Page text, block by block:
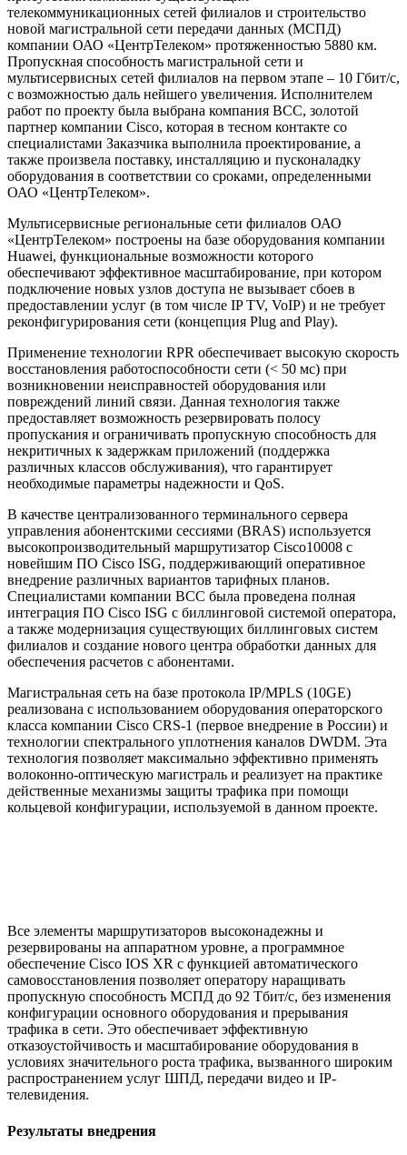
телекоммуникационных сетей филиалов и строительство
новой магистральной сети передачи данных (МСПД)
компании ОАО «ЦентрТелеком» протяженностью 5880 км.
Пропускная способность магистральной сети и
мультисервисных сетей филиалов на первом этапе – 10 Гбит/с,
с возможностью даль нейшего увеличения. Исполнителем
работ по проекту была выбрана компания BCC, золотой
партнер компании Cisco, которая в тесном контакте со
специалистами Заказчика выполнила проектирование, а
также произвела поставку, инсталляцию и пусконаладку
оборудования в соответствии со сроками, определенными
ОАО «ЦентрТелеком».
Мультисервисные региональные сети филиалов ОАО
«ЦентрТелеком» построены на базе оборудования компании
Huawei, функциональные возможности которого
обеспечивают эффективное масштабирование, при котором
подключение новых узлов доступа не вызывает сбоев в
предоставлении услуг (в том числе IP TV, VoIP) и не требует
реконфигурирования сети (концепция Plug and Play).
Применение технологии RPR обеспечивает высокую скорость
восстановления работоспособности сети (< 50 мс) при
возникновении неисправностей оборудования или
повреждений линий связи. Данная технология также
предоставляет возможность резервировать полосу
пропускания и ограничивать пропускную способность для
некритичных к задержкам приложений (поддержка
различных классов обслуживания), что гарантирует
необходимые параметры надежности и QoS.
В качестве централизованного терминального сервера
управления абонентскими сессиями (BRAS) используется
высокопроизводительный маршрутизатор Cisco10008 с
новейшим ПО Cisco ISG, поддерживающий оперативное
внедрение различных вариантов тарифных планов.
Специалистами компании ВСС была проведена полная
интеграция ПО Cisco ISG с биллинговой системой оператора,
а также модернизация существующих биллинговых систем
филиалов и создание нового центра обработки данных для
обеспечения расчетов с абонентами.
Магистральная сеть на базе протокола IP/MPLS (10GE)
реализована с использованием оборудования операторского
класса компании Cisco CRS-1 (первое внедрение в России) и
технологии спектрального уплотнения каналов DWDM. Эта
технология позволяет максимально эффективно применять
волоконно-оптическую магистраль и реализует на практике
действенные механизмы защиты трафика при помощи
кольцевой конфигурации, используемой в данном проекте.
Все элементы маршрутизаторов высоконадежны и
резервированы на аппаратном уровне, а программное
обеспечение Cisco IOS XR c функцией автоматического
самовосстановления позволяет оператору наращивать
пропускную способность МСПД до 92 Тбит/с, без изменения
конфигурации основного оборудования и прерывания
трафика в сети. Это обеспечивает эффективную
отказоустойчивость и масштабирование оборудования в
условиях значительного роста трафика, вызванного широким
распространением услуг ШПД, передачи видео и IP-
телевидения.
Результаты внедрения